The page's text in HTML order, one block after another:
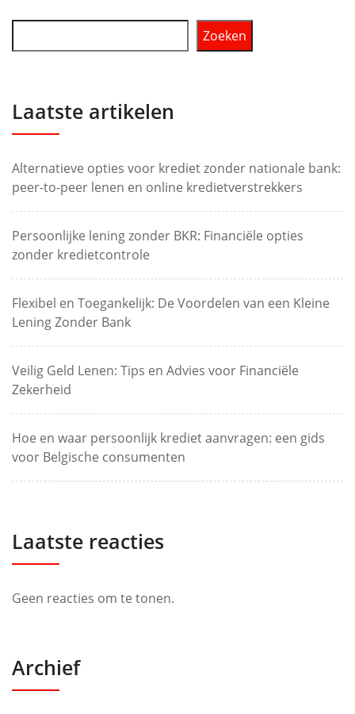
Zoeken
Laatste artikelen
Alternatieve opties voor krediet zonder nationale bank:
peer-to-peer lenen en online kredietverstrekkers
Persoonlijke lening zonder BKR: Financiële opties
zonder kredietcontrole
Flexibel en Toegankelijk: De Voordelen van een Kleine
Lening Zonder Bank
Veilig Geld Lenen: Tips en Advies voor Financiële
Zekerheid
Hoe en waar persoonlijk krediet aanvragen: een gids
voor Belgische consumenten
Laatste reacties
Geen reacties om te tonen.
Archief